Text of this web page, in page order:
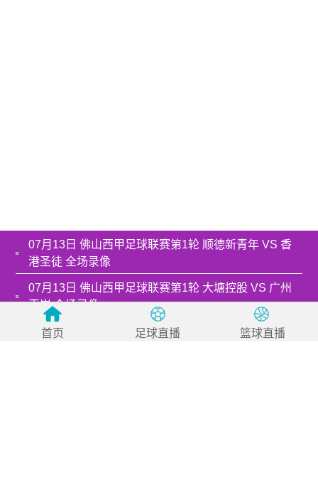
07月13日 佛山西甲足球联赛第1轮 顺德新青年 VS 香
港圣徒 全场录像
07月13日 佛山西甲足球联赛第1轮 大塘控股 VS 广州
玉岩 全场录像
07月13日 佛山西甲足球联赛第1轮 藝品高國際 VS 卓
首页 足球直播 篮球直播